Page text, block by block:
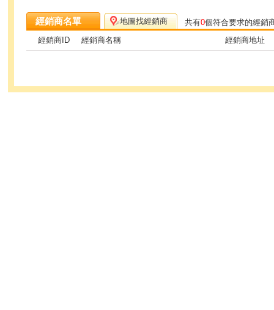
經銷商名單 地圖找經銷商 共有0個符合要求的經銷
經銷商ID
經銷商名稱 經銷商地址